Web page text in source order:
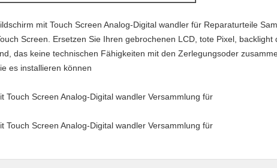
mit Touch Screen Analog-Digital wandler für Reparaturteile
Screen. Ersetzen Sie Ihren gebrochenen LCD, tote Pixel, backlight
das keine technischen Fähigkeiten mit den Zerlegungsoder
es installieren können